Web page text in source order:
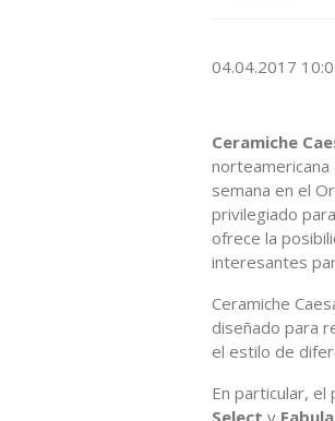
04.04.2017
Ceramiche
semana en el
privilegiado
ofrece la
interesantes
Ceramiche
diseñado para
el estilo de
En particular, el
Select y